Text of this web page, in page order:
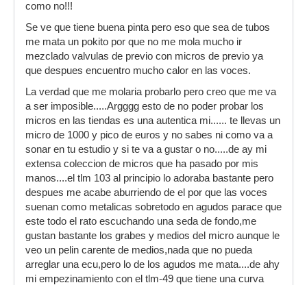
como no!!!
Se ve que tiene buena pinta pero eso que sea de tubos
me mata un pokito por que no me mola mucho ir
mezclado valvulas de previo con micros de previo ya
que despues encuentro mucho calor en las voces.
La verdad que me molaria probarlo pero creo que me va
a ser imposible.....Argggg esto de no poder probar los
micros en las tiendas es una autentica mi...... te llevas un
micro de 1000 y pico de euros y no sabes ni como va a
sonar en tu estudio y si te va a gustar o no.....de ay mi
extensa coleccion de micros que ha pasado por mis
manos....el tlm 103 al principio lo adoraba bastante pero
despues me acabe aburriendo de el por que las voces
suenan como metalicas sobretodo en agudos parace que
este todo el rato escuchando una seda de fondo,me
gustan bastante los grabes y medios del micro aunque le
veo un pelin carente de medios,nada que no pueda
arreglar una ecu,pero lo de los agudos me mata....de ahy
mi empezinamiento con el tlm-49 que tiene una curva